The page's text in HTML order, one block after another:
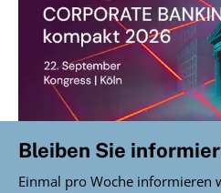
Bleiben Sie
Einmal pro Woche informieren